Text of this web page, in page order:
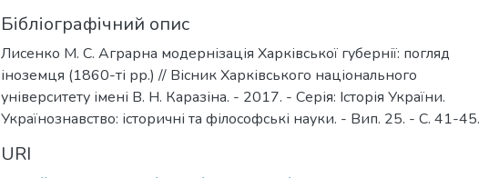
Бібліографічний опис
Лисенко М. С. Аграрна модернізація Харківської губернії: погляд
іноземця (1860-ті рр.) // Вісник Харківського національного
університету імені В. Н. Каразіна. - 2017. - Серія: Історія України.
Українознавство: історичні та філософські науки. - Вип. 25. - С. 41-45.
URI